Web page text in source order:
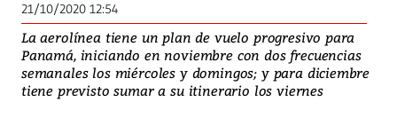
21/10/2020 12:54
La aerolínea tiene un plan de vuelo progresivo para
Panamá, iniciando en noviembre con dos frecuencias
semanales los miércoles y domingos; y para diciembre
tiene previsto sumar a su itinerario los viernes